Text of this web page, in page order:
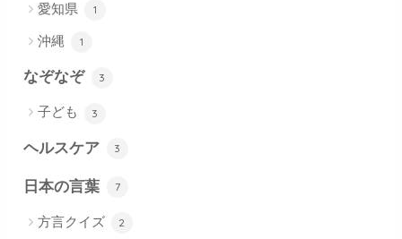
愛知県 1
沖縄 1
なぞなぞ 3
子ども 3
ヘルスケア 3
日本の言葉 7
方言クイズ 2